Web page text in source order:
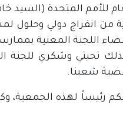
للأمم المتحدة (السيد
من انفراج دولي وحلول
اللجنة المعنية
تحيتي وشكري للجنة
شعبنا.
رئيساً لهذه الجمعية،